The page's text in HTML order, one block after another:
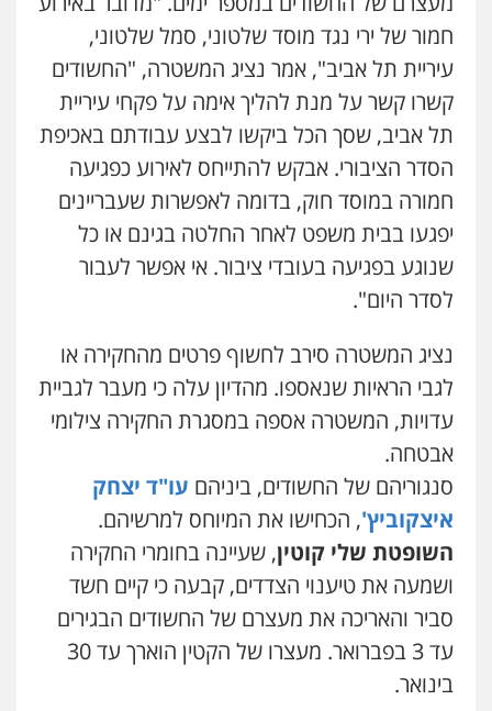
0538788878
עו"ד אסף דוק
פלילי עבירות מין סמים והימורים פשיעה
חמורה חקירות ומעצרים צווארון לבן והונאה
0526885006
חמור של ירי נגד מוסד שלטוני, סמל שלטוני,
עיריית תל אביב", אמר נציג המשטרה, "החשודים
קשרו קשר על מנת להליך אימה על פקחי עיריית
תל אביב, שסך הכל ביקשו לבצע עבודתם באכיפת
הסדר הציבורי. אבקש להתייחס לאירוע כפגיעה
חמורה במוסד חוק, בדומה לאפשרות שעבריינים
יפגעו בבית משפט לאחר החלטה בגינם או כל
שנוגע בפגיעה בעובדי ציבור. אי אפשר לעבור
לסדר היום".
נציג המשטרה סירב לחשוף פרטים מהחקירה או
לגבי הראיות שנאספו. מהדיון עלה כי מעבר לגביית
עדויות, המשטרה אספה במסגרת החקירה צילומי
אבטחה.
סנגוריהם של החשודים, ביניהם עו"ד יצחק
איצקוביץ', הכחישו את המיוחס למרשיהם.
השופטת שלי קוטין, שעיינה בחומרי החקירה
ושמעה את טיענוי הצדדים, קבעה כי קיים חשד
סביר והאריכה את מעצרם של החשודים הבגירים
עד 3 בפברואר. מעצרו של הקטין הוארך עד 30
בינואר.
מנשה, אלמוג – עורכי דין
פלילי עבירות תנועה צווארון לבן תעבורה
עורכי דין לענייני אסירים מעצרים וחקירות
0546470989
עו"ד אבי כהן
פלילי פשיעה חמורה קטינים אלימות
סמים עבירות מין
0523647066
ויקי שמואל – משרד עו"ד
קורל קרוז – עורך דין פלילי
משפט פלילי
עו"ד עלי סעדי
ומעצרים
0508824984
עו"ד תומר בנישתי
פלילי מעצרים וחקירות צווארון לבן פשיעה